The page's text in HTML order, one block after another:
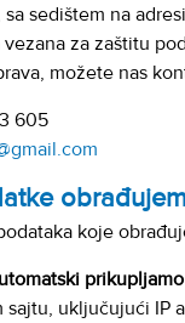
sa sedištem na adresi
vezana za zaštitu
, možete nas
605
koje
prikupljamo
sajtu, uključujući IP